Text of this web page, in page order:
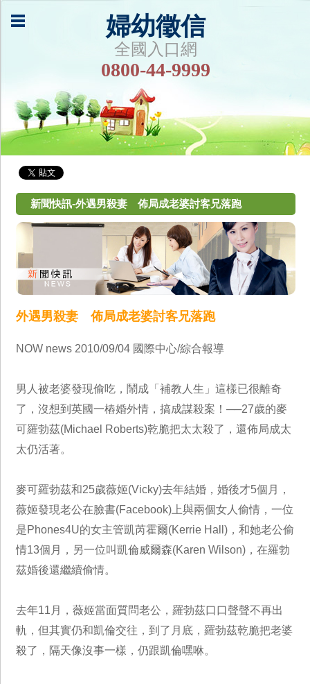
婦幼徵信
全國入口網
0800-44-9999
新聞快訊-外遇男殺妻 佈局成老婆討客兄落跑
外遇男殺妻 佈局成老婆討客兄落跑
NOW news 2010/09/04 國際中心/綜合報導
男人被老婆發現偷吃，鬧成「補教人生」這樣已很離奇
了，沒想到英國一樁婚外情，搞成謀殺案！──27歲的麥
可羅勃茲(Michael Roberts)乾脆把太太殺了，還佈局成太
太仍活著。
麥可羅勃茲和25歲薇姬(Vicky)去年結婚，婚後才5個月，
薇姬發現老公在臉書(Facebook)上與兩個女人偷情，一位
是Phones4U的女主管凱芮霍爾(Kerrie Hall)，和她老公偷
情13個月，另一位叫凱倫威爾森(Karen Wilson)，在羅勃
茲婚後還繼續偷情。
去年11月，薇姬當面質問老公，羅勃茲口口聲聲不再出
軌，但其實仍和凱倫交往，到了月底，羅勃茲乾脆把老婆
殺了，隔天像沒事一樣，仍跟凱倫嘿咻。